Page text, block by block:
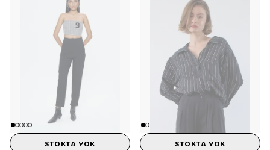
STOKTA YOK STOKTA YOK